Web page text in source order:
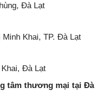
Đà Lạt
Khai, TP. Đà Lạt
Đà Lạt
tâm thương mại tại Đà